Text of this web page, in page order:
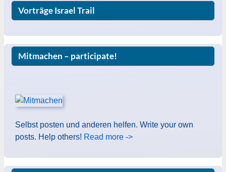
Vorträge Israel Trail
Mitmachen – participate!
Selbst posten und anderen helfen. Write your own
posts. Help others! Read more ->